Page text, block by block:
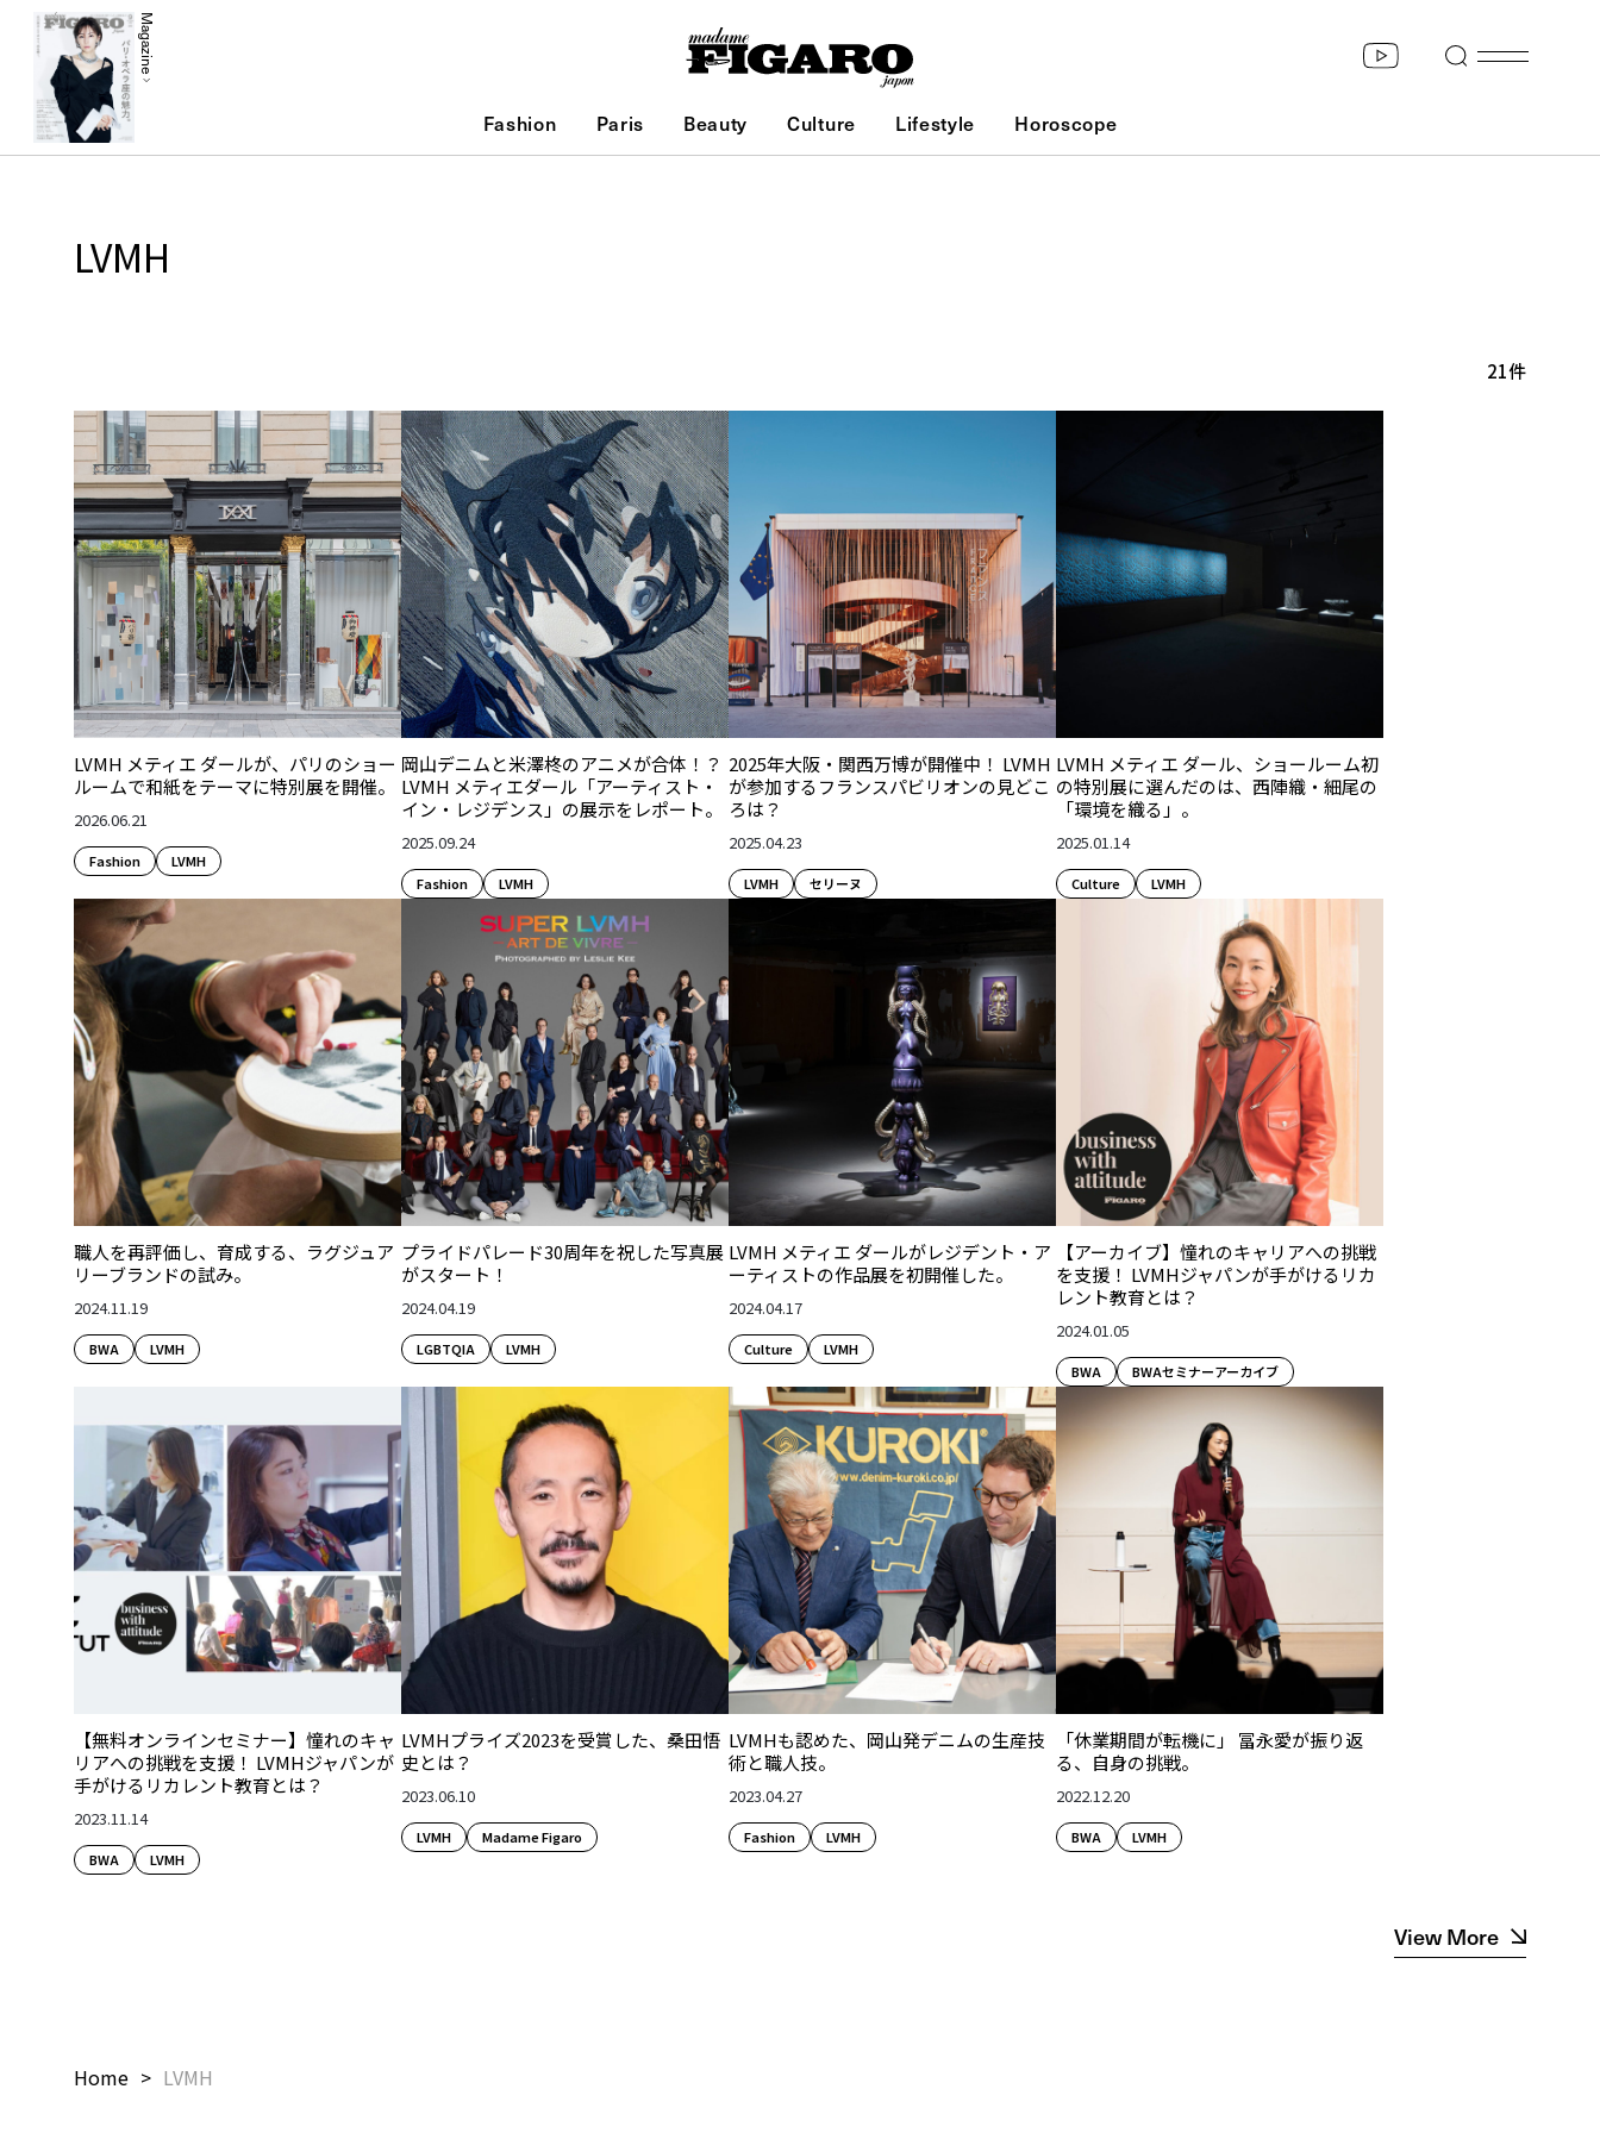
Magazine
Fashion Paris Beauty Culture Lifestyle Horoscope
LVMH
21件
LVMH メティエ ダールが、パリのショー
ルームで和紙をテーマに特別展を開催。
2026.06.21
Fashion​ LVMH
岡山デニムと米澤柊のアニメが合体！？
LVMH メティエダール「アーティスト・
イン・レジデンス」の展示をレポート。
2025.09.24
Fashion​ LVMH
2025年大阪・関西万博が開催中！ LVMH
が参加するフランスパビリオンの見どこ
ろは？
2025.04.23
LVMH セリーヌ
LVMH メティエ ダール、ショールーム初
の特別展に選んだのは、西陣織・細尾の
「環境を織る」。
2025.01.14
Culture​ LVMH
職人を再評価し、育成する、ラグジュア
リーブランドの試み。
2024.11.19
BWA LVMH
プライドパレード30周年を祝した写真展
がスタート！
2024.04.19
LGBTQIA LVMH
LVMH メティエ ダールがレジデント・ア
ーティストの作品展を初開催した。
2024.04.17
Culture​ LVMH
【アーカイブ】憧れのキャリアへの挑戦
を支援！ LVMHジャパンが手がけるリカ
レント教育とは？
2024.01.05
BWA BWAセミナーアーカイブ
【無料オンラインセミナー】憧れのキャ
リアへの挑戦を支援！ LVMHジャパンが
手がけるリカレント教育とは？
2023.11.14
BWA LVMH
LVMHプライズ2023を受賞した、桑田悟
史とは？
2023.06.10
LVMH Madame Figaro
LVMHも認めた、岡山発デニムの生産技
術と職人技。
2023.04.27
Fashion​ LVMH
「休業期間が転機に」 冨永愛が振り返
る、自身の挑戦。
2022.12.20
BWA LVMH
View More
Home LVMH